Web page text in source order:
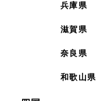
兵庫県
滋賀県
奈良県
和歌山県